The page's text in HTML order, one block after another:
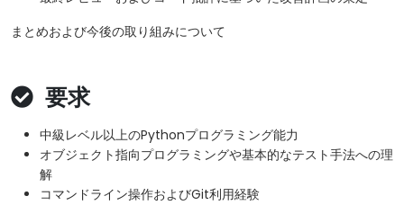
まとめおよび今後の取り組みについて
要求
中級レベル以上のPythonプログラミング能力
オブジェクト指向プログラミングや基本的なテスト手法への理
解
コマンドライン操作およびGit利用経験